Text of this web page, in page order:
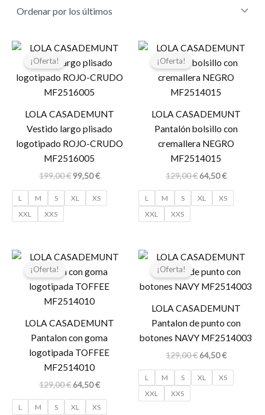
¡Oferta!
LOLA CASADEMUNT
Vestido largo plisado
logotipado ROJO-CRUDO
MF2516005
199,00€
El
original
era:
199,00 €.
99,50€
El
actual
es:
L M S XL
XS
XXL
XXS
¡Oferta!
LOLA CASADEMUNT
Pantalón bolsillo con
cremallera NEGRO
MF2514015
129,00€
El
original
era:
129,00 €.
64,50€
El
actual
es:
L M S XL
XS
XXL
XXS
¡Oferta!
LOLA CASADEMUNT
Pantalon con goma
logotipada TOFFEE
MF2514010
129,00€
El
original
era:
129,00 €.
64,50€
El
actual
es:
L M S XL
XS
¡Oferta!
LOLA CASADEMUNT
Pantalon de punto con
botones NAVY MF2514003
129,00€
El
original
era:
64,50€
El
actual
es:
L M S XL
XS
XXL
XXS